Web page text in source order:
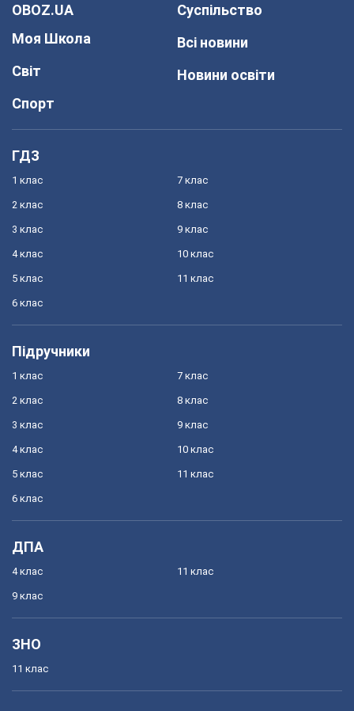
OBOZ.UA
Моя Школа
Світ
Спорт
Суспільство
Всі новини
Новини освіти
ГДЗ
1 клас
2 клас
3 клас
4 клас
5 клас
6 клас
7 клас
8 клас
9 клас
10 клас
11 клас
Підручники
1 клас
2 клас
3 клас
4 клас
5 клас
6 клас
7 клас
8 клас
9 клас
10 клас
11 клас
ДПА
4 клас
9 клас
11 клас
ЗНО
11 клас